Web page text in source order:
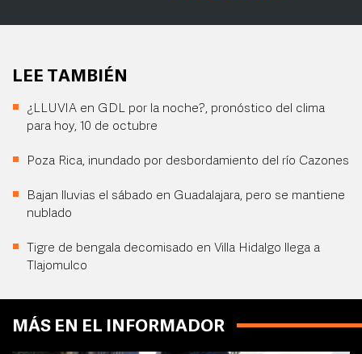
LEE TAMBIÉN
¿LLUVIA en GDL por la noche?, pronóstico del clima
para hoy, 10 de octubre
Poza Rica, inundado por desbordamiento del río Cazones
Bajan lluvias el sábado en Guadalajara, pero se mantiene
nublado
Tigre de bengala decomisado en Villa Hidalgo llega a
Tlajomulco
MÁS EN EL INFORMADOR